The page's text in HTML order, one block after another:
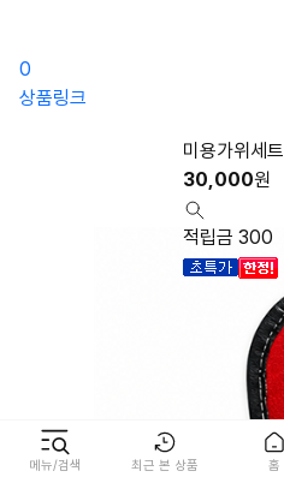
메뉴/검색 최근 본 상품 홈
0
상품링크
미용가위세트
30,000원
적립금 300